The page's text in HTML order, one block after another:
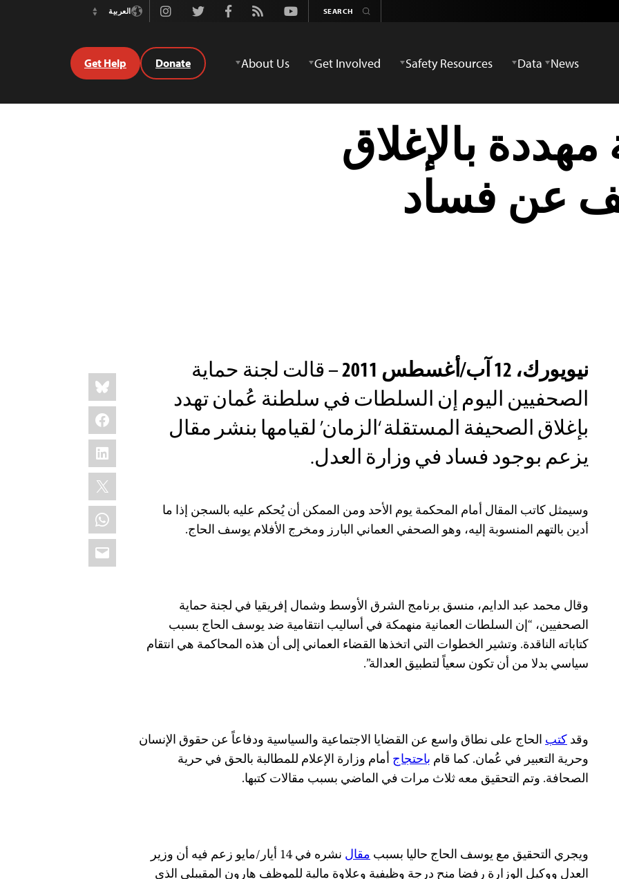
Youtube
Rss
Facebook
Twitter
Instagramالعربية
Switch
News
Data
Safety Resources
Get Involved
About Us
Donate
Get Help
بالإغلاق
عن فساد
Share
this:
Bluesky
Facebook
LinkedIn
X
WhatsApp
Email
نيويورك، 12 آب/أغسطس 2011
– قالت لجنة حماية
الصحفيين اليوم إن السلطات في سلطنة عُمان تهدد
بإغلاق الصحيفة المستقلة ‘الزمان’ لقيامها بنشر مقال
يزعم بوجود فساد في وزارة العدل.
وسيمثل كاتب المقال أمام المحكمة يوم الأحد ومن الممكن أن يُحكم عليه بالسجن إذا ما
أدين بالتهم المنسوبة إليه، وهو الصحفي العماني البارز ومخرج الأفلام يوسف الحاج.
وقال محمد عبد الدايم، منسق برنامج الشرق الأوسط وشمال إفريقيا في لجنة حماية
الصحفيين، “إن السلطات العمانية منهمكة في أساليب انتقامية ضد يوسف الحاج بسبب
كتاباته الناقدة. وتشير الخطوات التي اتخذها القضاء العماني إلى أن هذه المحاكمة هي انتقام
سياسي بدلا من أن تكون سعياً لتطبيق العدالة”.
وقدكتبالحاج على نطاق واسع عن القضايا الاجتماعية والسياسية ودفاعاً عن حقوق الإنسان
وحرية التعبير في عُمان. كما قام باحتجاج أمام وزارة الإعلام للمطالبة بالحق في حرية
الصحافة. وتم التحقيق معه ثلاث مرات في الماضي بسبب مقالات كتبها.
ويجري التحقيق مع يوسف الحاج حاليا بسببمقال
نشره في 14 أيار/مايو زعم فيه أن وزير
العدل ووكيل الوزارة رفضا منح درجة وظيفية وعلاوة مالية للموظف هارون المقيبلي الذي